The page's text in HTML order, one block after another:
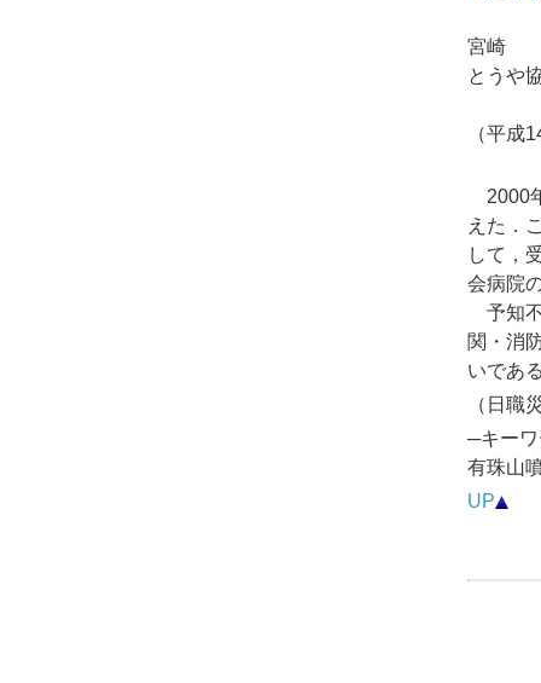
宮崎
とうや
（平成
2000
えた．
して，
会病院
予知不
関・消
いであ
（日職
─キー
有珠山
UP